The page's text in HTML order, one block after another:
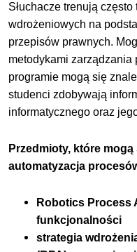
Słuchacze trenują
wdrożeniowych na
przepisów prawnych.
metodykami zarządzania
programie mogą się
studenci zdobywają
informatycznego oraz
Przedmioty, które
automatyzacja
Robotics Process
funkcjonalności
strategia